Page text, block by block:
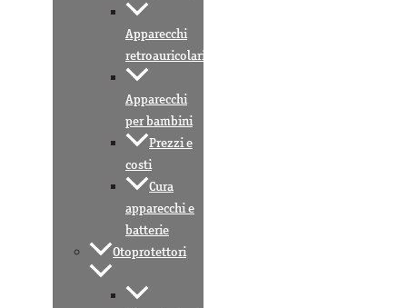
Apparecchi
retroauricolari
Apparecchi
per bambini
Prezzi e
costi
Cura
apparecchi e
batterie
Otoprotettori